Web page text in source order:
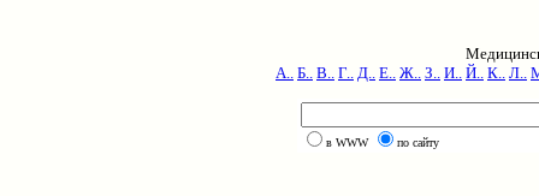
А.. Б.. В.. Г.. Д.. Е.. Ж.. З.. И.. Й.. К.. Л..
в WWW по сайту